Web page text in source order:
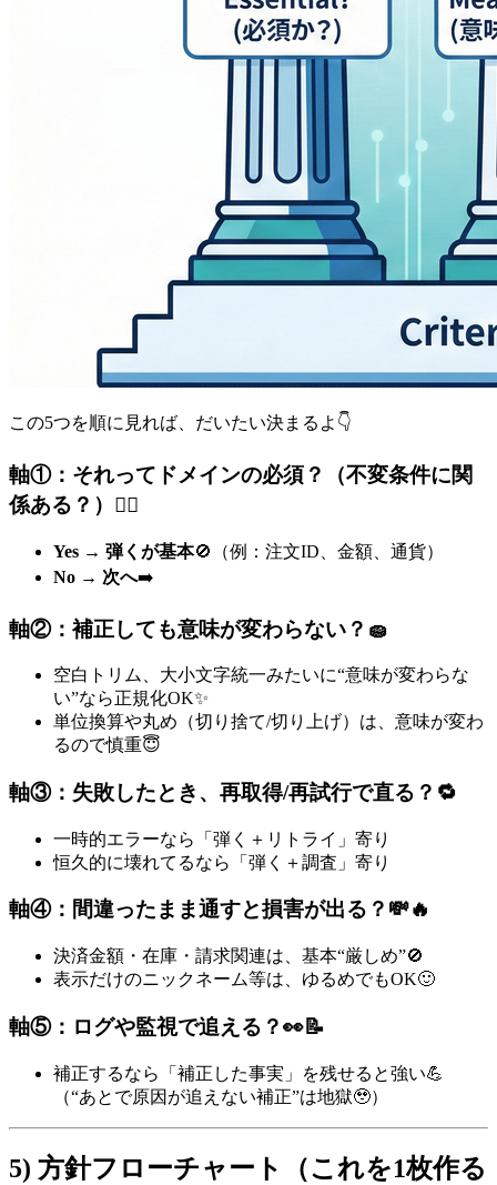
この5つを順に見れば、だいたい決まるよ👇
軸①：それってドメインの必須？（不変条件に関
係ある？）👮‍♀️
Yes → 弾くが基本🚫（例：注文ID、金額、通貨）
No → 次へ➡️
軸②：補正しても意味が変わらない？🧽
空白トリム、大小文字統一みたいに“意味が変わらな
い”なら正規化OK✨
単位換算や丸め（切り捨て/切り上げ）は、意味が変わ
るので慎重😇
軸③：失敗したとき、再取得/再試行で直る？🔁
一時的エラーなら「弾く＋リトライ」寄り
恒久的に壊れてるなら「弾く＋調査」寄り
軸④：間違ったまま通すと損害が出る？💸🔥
決済金額・在庫・請求関連は、基本“厳しめ”🚫
表示だけのニックネーム等は、ゆるめでもOK🙂
軸⑤：ログや監視で追える？👀📝
補正するなら「補正した事実」を残せると強い💪
（“あとで原因が追えない補正”は地獄🥹）
5) 方針フローチャート（これを1枚作る